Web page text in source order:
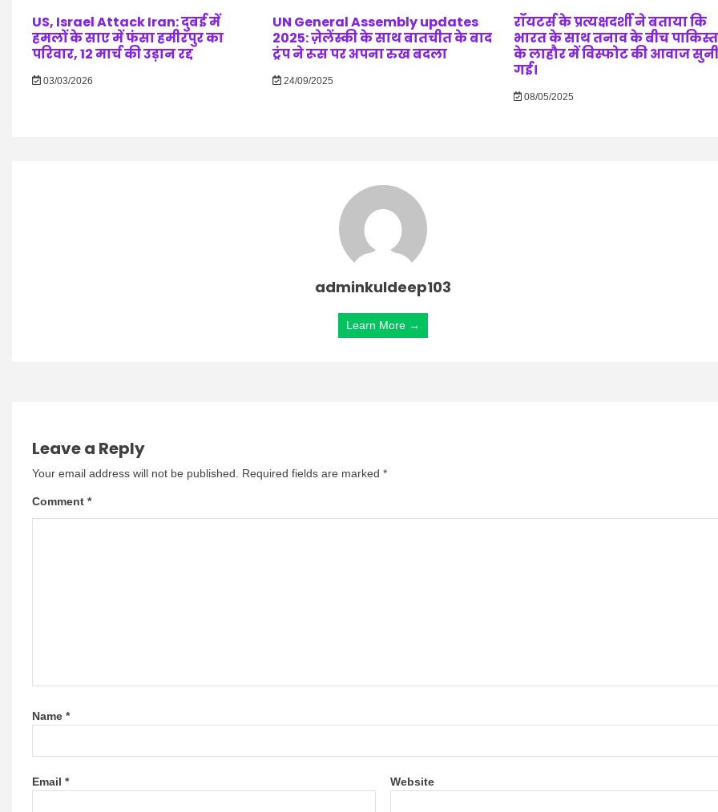
US, Israel Attack Iran: दुबई में
हमलों के साए में फंसा हमीरपुर का
परिवार, 12 मार्च की उड़ान रद्द
03/03/2026
UN General Assembly updates
2025: ज़ेलेंस्की के साथ बातचीत के बाद
ट्रंप ने रूस पर अपना रुख बदला
24/09/2025
रॉयटर्स के प्रत्यक्षदर्शी ने बताया कि
भारत के साथ तनाव के बीच
के लाहौर में विस्फोट की आवाज सुनी
गई।
08/05/2025
adminkuldeep103
Learn More →
Leave a Reply
Your email address will not be published. Required fields are marked *
Comment *
Name *
Email * Website